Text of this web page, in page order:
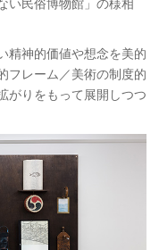
い民俗博物館」の様相
精神的価値や想念を美的
フレーム／美術の制度的
がりをもって展開しつつ